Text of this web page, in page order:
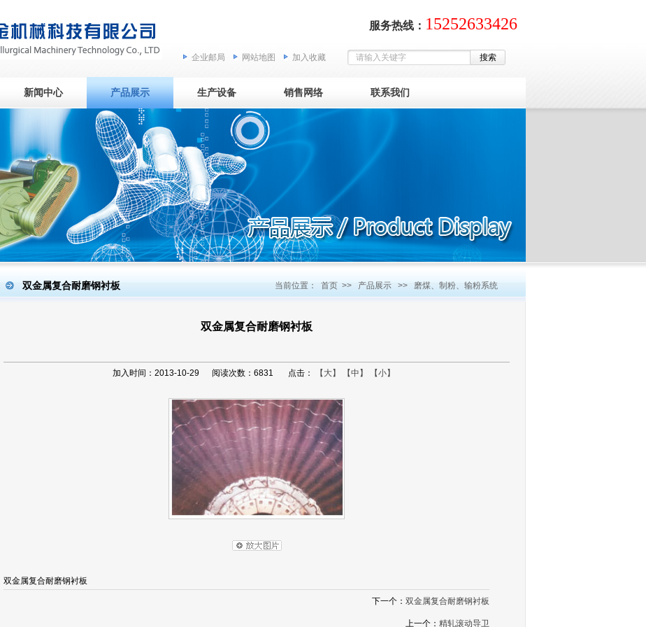
服务热线： 15252633426
企业邮局 网站地图 加入收藏
新闻中心 产品展示 生产设备 销售网络 联系我们
双金属复合耐磨钢衬板 当前位置： 首页 >> 产品展示 >> 磨煤、制粉、输粉系统
双金属复合耐磨钢衬板
加入时间：2013-10-29 阅读次数：6831 点击： 【大】 【中】 【小】
双金属复合耐磨钢衬板
下一个： 双金属复合耐磨钢衬板
上一个： 精轧滚动导卫